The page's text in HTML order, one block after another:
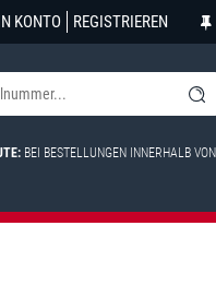
KONTO REGISTRIEREN
BEI BESTELLUNGEN INNERHALB VON